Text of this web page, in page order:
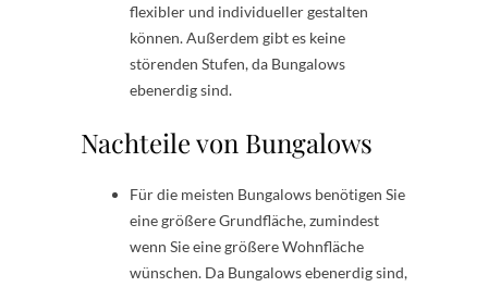
flexibler und individueller gestalten
können. Außerdem gibt es keine
störenden Stufen, da Bungalows
ebenerdig sind.
Nachteile von Bungalows
Für die meisten Bungalows benötigen Sie
eine größere Grundfläche, zumindest
wenn Sie eine größere Wohnfläche
wünschen. Da Bungalows ebenerdig sind,